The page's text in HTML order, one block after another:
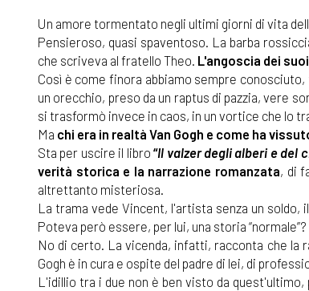
Un amore tormentato negli ultimi giorni di vita
Pensieroso, quasi spaventoso. La barba
che scriveva al fratello Theo. L'angoscia dei
Così è come finora abbiamo sempre
un orecchio, preso da un raptus di pazzia, vere
si trasformò invece in caos, in un vortice che lo
Ma chi era in realtà Van Gogh e come ha
Sta per uscire il libro“Il valzer degli alberi e del
verità storica e la narrazione romanzata, di
altrettanto misteriosa.
La trama vede Vincent, l'artista senza un
Poteva però essere, per lui, una storia “normale”?
No di certo. La vicenda, infatti, racconta che la
Gogh è in cura e ospite del padre di lei, di
L'idillio tra i due non è ben visto da